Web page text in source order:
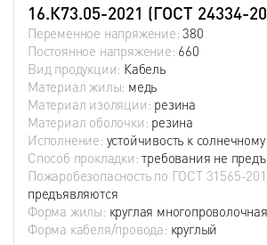
16.К73.05-2021 (ГОСТ 24334-
Переменное напряжение:380
Постоянное напряжение: 660
Вид продукции: Кабель
Материал жилы: медь
Материал изоляции: резина
Материал оболочки: резина
Исполнение: устойчивость к
Способ прокладки:требования не
Пожаробезопасность по ГОСТ 31565-
предъявляются
Форма жилы: круглая многопроволочная
Форма кабеля/провода: круглый